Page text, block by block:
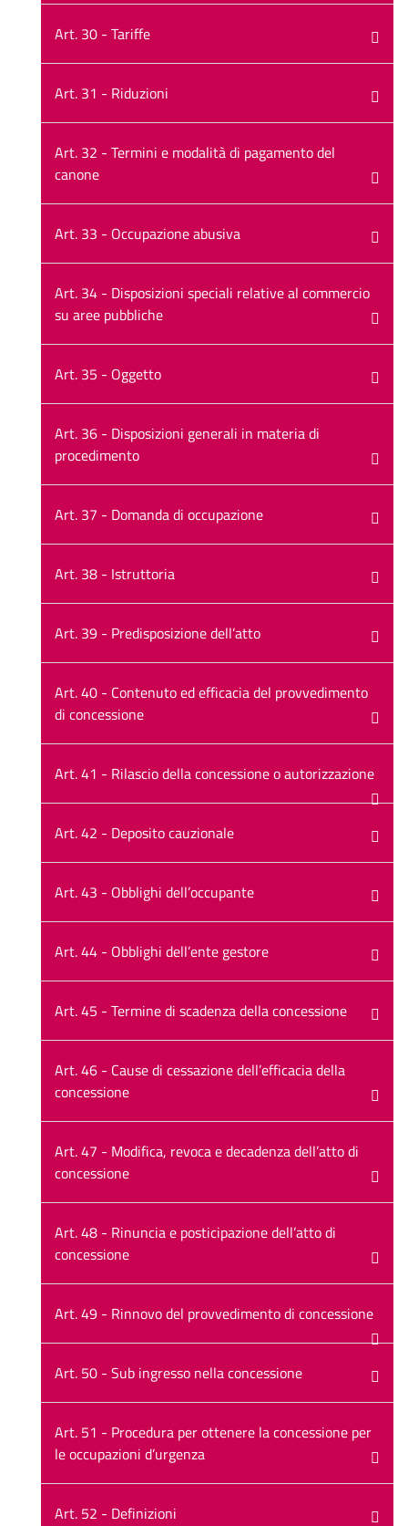
Art. 30 - Tariffe
Art. 31 - Riduzioni
Art. 32 - Termini e modalità di pagamento del
canone
Art. 33 - Occupazione abusiva
Art. 34 - Disposizioni speciali relative al commercio
su aree pubbliche
Art. 35 - Oggetto
Art. 36 - Disposizioni generali in materia di
procedimento
Art. 37 - Domanda di occupazione
Art. 38 - Istruttoria
Art. 39 - Predisposizione dell’atto
Art. 40 - Contenuto ed efficacia del provvedimento
di concessione
Art. 41 - Rilascio della concessione o autorizzazione
Art. 42 - Deposito cauzionale
Art. 43 - Obblighi dell’occupante
Art. 44 - Obblighi dell’ente gestore
Art. 45 - Termine di scadenza della concessione
Art. 46 - Cause di cessazione dell’efficacia della
concessione
Art. 47 - Modifica, revoca e decadenza dell’atto di
concessione
Art. 48 - Rinuncia e posticipazione dell’atto di
concessione
Art. 49 - Rinnovo del provvedimento di concessione
Art. 50 - Sub ingresso nella concessione
Art. 51 - Procedura per ottenere la concessione per
le occupazioni d’urgenza
Art. 52 - Definizioni